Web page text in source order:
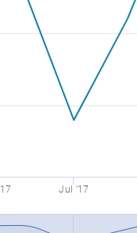
Jul '17